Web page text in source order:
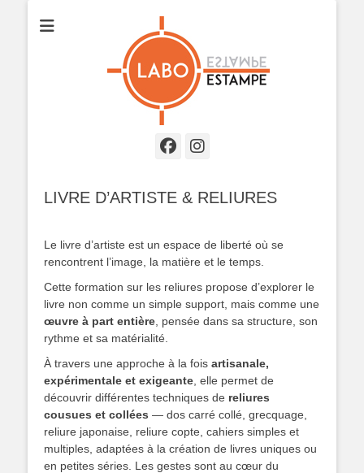
Facebook
Instagram
LIVRE D’ARTISTE & RELIURES
Le livre d’artiste est un espace de liberté où se
rencontrent l’image, la matière et le temps.
Cette formation sur les reliures propose d’explorer le
livre non comme un simple support, mais comme une
œuvre à part entière , pensée dans sa structure, son
rythme et sa matérialité.
À travers une approche à la fois artisanale,
expérimentale et exigeante , elle permet de
découvrir différentes techniques de reliures
cousues et collées — dos carré collé, grecquage,
reliure japonaise, reliure copte, cahiers simples et
multiples, adaptées à la création de livres uniques ou
en petites séries. Les gestes sont au cœur du